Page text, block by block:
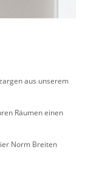
aus unserem
Räumen einen
Norm Breiten